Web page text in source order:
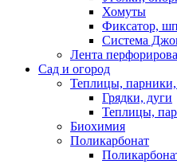
Хомуты
Фиксатор,
Система
Лента
Сад и огород
Теплицы, парники,
Грядки, дуги
Теплицы,
Биохимия
Поликарбонат